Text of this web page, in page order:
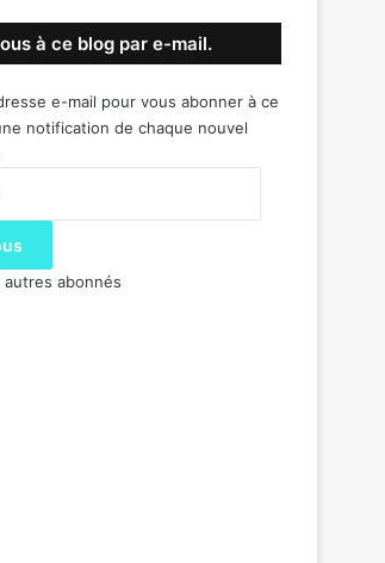
à ce blog par e-mail.
e-mail pour vous abonner à ce
notification de chaque nouvel
autres abonnés